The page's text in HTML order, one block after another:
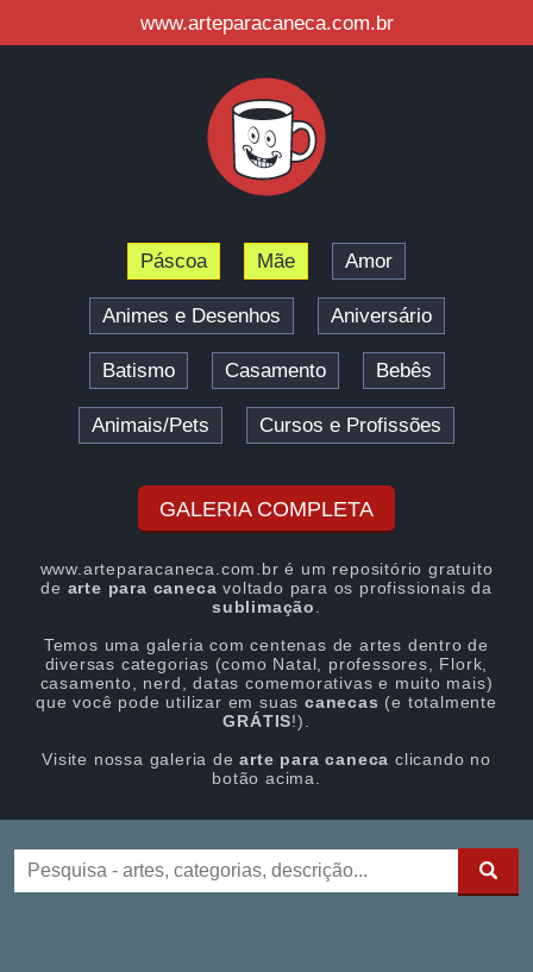
www.arteparacaneca.com.br
Páscoa Mãe Amor
Animes e Desenhos Aniversário
Batismo Casamento Bebês
Animais/Pets Cursos e Profissões
GALERIA COMPLETA
www.arteparacaneca.com.br é um repositório gratuito
de arte para caneca voltado para os profissionais da
sublimação
Temos uma galeria com centenas de artes dentro de
diversas categorias (como Natal, professores, Flork,
casamento, nerd, datas comemorativas e muito mais)
que você pode utilizar em suas canecas (e totalmente
GRÁTIS!).
Visite nossa galeria dearte para caneca clicando no
botão acima.